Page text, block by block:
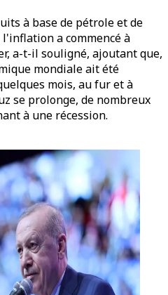
à base de pétrole et de
a commencé à
a-t-il souligné, ajoutant que,
mondiale ait été
mois, au fur et à
se prolonge, de nombreux
à une récession.